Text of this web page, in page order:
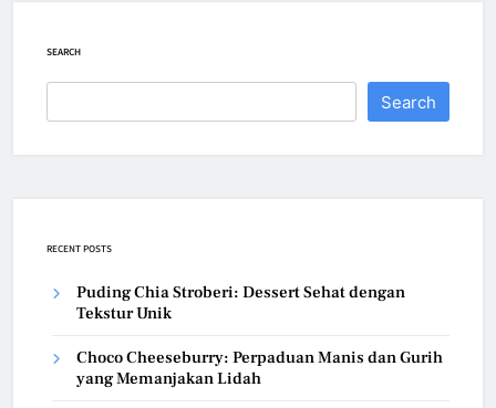
SEARCH
Search
RECENT POSTS
Puding Chia Stroberi: Dessert Sehat dengan
Tekstur Unik
Choco Cheeseburry: Perpaduan Manis dan Gurih
yang Memanjakan Lidah